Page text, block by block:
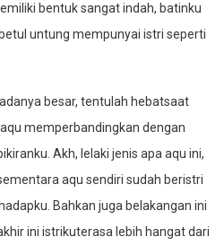
bentuk sangat indah, batinku
untung mempunyai istri seperti
besar, tentulah hebatsaat
memperbandingkan dengan
Akh, lelaki jenis apa aqu ini,
aqu sendiri sudah beristri
Bahkan juga belakangan ini
ini istrikuterasa lebih hangat dari